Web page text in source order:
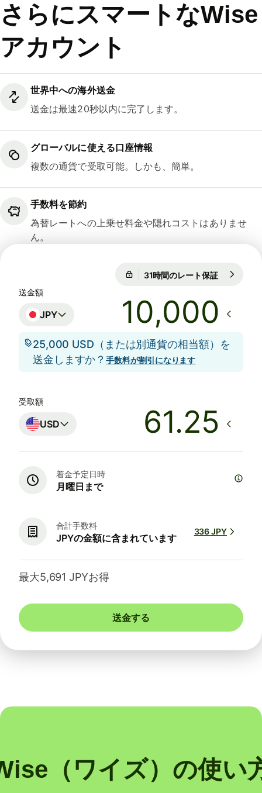
さらにスマートなWise
アカウント
世界中への海外送金
送金は最速20秒以内に完了します。
グローバルに使える口座情報
複数の通貨で受取可能。しかも、簡単。
手数料を節約
為替レートへの上乗せ料金や隠れコストはありませ
ん。
31時間のレート保証
送金額
JPY
25,000 USD（または別通貨の相当額）を
送金しますか？手数料が割引になります
受取額
USD
着金予定日時
月曜日まで
合計手数料
JPYの金額に含まれています
336 JPY
最大5,691 JPYお得
送金する
（ワイズ）の使い